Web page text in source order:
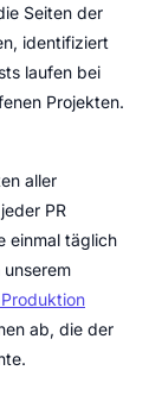
Seiten der
identifiziert
laufen bei
Projekten.
aller
PR
einmal täglich
ab, die der